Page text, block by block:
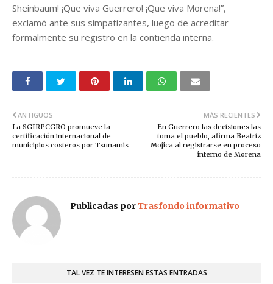
Sheinbaum! ¡Que viva Guerrero! ¡Que viva Morena!”,
exclamó ante sus simpatizantes, luego de acreditar
formalmente su registro en la contienda interna.
MÁS RECIENTES
En Guerrero las decisiones las
toma el pueblo, afirma Beatriz
Mojica al registrarse en proceso
interno de Morena
ANTIGUOS
La SGIRPCGRO promueve la
certificación internacional de
municipios costeros por Tsunamis
Publicadas porTrasfondo informativo
TAL VEZ TE INTERESEN ESTAS ENTRADAS